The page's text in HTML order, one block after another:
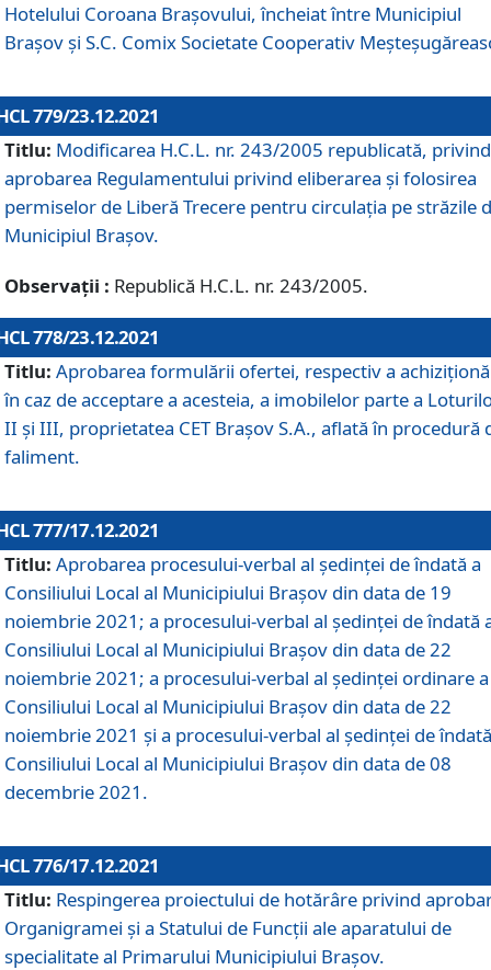
Hotelului Coroana Brașovului, încheiat între Municipiul
Braşov şi S.C. Comix Societate Cooperativ
779/23.12.2021
Titlu: Modificarea H.C.L. nr. 243/2005 republicată, privind
aprobarea Regulamentului privind eliberarea şi folosirea
permiselor de Liberă Trecere pentru circulația pe străzile
Municipiul Braşov.
Observații : Republică H.C.L. nr. 243/2005.
778/23.12.2021
Titlu: Aprobarea formulării ofertei, respectiv a
în caz de acceptare a acesteia, a imobilelor parte a
II și III, proprietatea CET Brașov S.A., aflată în procedură
faliment.
777/17.12.2021
Titlu: Aprobarea procesului-verbal al şedinţei de îndată a
Consiliului Local al Municipiului Braşov din data de 19
noiembrie 2021; a procesului-verbal al şedinţei de îndată
Consiliului Local al Municipiului Braşov din data de 22
noiembrie 2021; a procesului-verbal al şedinţei ordinare a
Consiliului Local al Municipiului Braşov din data de 22
noiembrie 2021 și a procesului-verbal al şedinţei de
Consiliului Local al Municipiului Braşov din data de 08
decembrie 2021.
776/17.12.2021
Titlu: Respingerea proiectului de hotărâre privind
Organigramei şi a Statului de Funcţii ale aparatului de
specialitate al Primarului Municipiului Braşov.